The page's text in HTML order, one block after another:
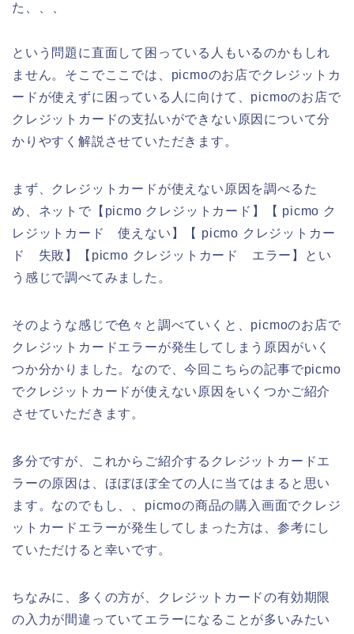
た、、、
という問題に直面して困っている人もいるのかもしれ
ません。そこでここでは、picmoのお店でクレジットカ
ードが使えずに困っている人に向けて、picmoのお店で
クレジットカードの支払いができない原因について分
かりやすく解説させていただきます。
まず、クレジットカードが使えない原因を調べるた
め、ネットで【picmo クレジットカード】【 picmo ク
レジットカード 使えない】【 picmo クレジットカー
ド 失敗】【picmo クレジットカード エラー】とい
う感じで調べてみました。
そのような感じで色々と調べていくと、picmoのお店で
クレジットカードエラーが発生してしまう原因がいく
つか分かりました。なので、今回こちらの記事でpicmo
でクレジットカードが使えない原因をいくつかご紹介
させていただきます。
多分ですが、これからご紹介するクレジットカードエ
ラーの原因は、ほぼほぼ全ての人に当てはまると思い
ます。なのでもし、、picmoの商品の購入画面でクレジ
ットカードエラーが発生してしまった方は、参考にし
ていただけると幸いです。
ちなみに、多くの方が、クレジットカードの有効期限
の入力が間違っていてエラーになることが多いみたい